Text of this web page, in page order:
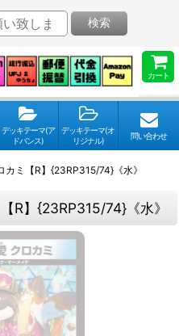
カート
検索
デッキテーマ(ア
ドバンス)
デッキテーマ(オ
リジナル)
問い合わせ
カミ【R】{23RP315/74}《水》
R】{23RP315/74}《水》